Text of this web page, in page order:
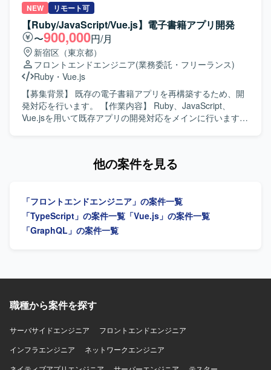
境】 ・フロントエンド：Vue3 / TypeScript ・サーバサイ
ド：Kotlin ・インフラ：AWS ・AI関連：AIエージェント、
AIコーディング支援ツール（Claude Code Max 20x プラン
等） ・開発プロセス：アジャイル／スクラムをベースとし
たチーム開発
て、既存システムからの機能移行や改修、新機能実装など
を行っていただきます。 【求める人物像】 基本設計からテ
ストまで主体的に対応し、関係者とコミュニケーションを
取りながら着実に開発を進めていただける方を求めており
ます。 【ポジションの魅力】 大手卸会社向けのシステム開
発に長期で参画でき、フロントエンドとバックエンドのい
ずれの領域でも開発経験を積むことができます。リプレイ
ス案件のため、既存システムの理解から新システムへの移
行まで一連のプロセスに関わることができます。 【開発環
境】 フロントエンドはVue.js、バックエンドはJavaとSQL
NEW リモート可
【Ruby/JavaScript/Vue.js】電子書籍アプリ開発
〜900,000円/月
新宿区（東京都）
フロントエンドエンジニア(業務委託・フリーランス)
Ruby ・ Vue.js
【募集背景】 既存の電子書籍アプリを再構築するため、開
発対応を行います。 【作業内容】 Ruby、JavaScript、
Vue.jsを用いて既存アプリの開発対応をメインに行います。
他の案件を見る
「フロントエンドエンジニア」の案件一覧
「TypeScript」の案件一覧 「Vue.js」の案件一覧
「GraphQL」の案件一覧
職種から案件を探す
サーバサイドエンジニア
フロントエンドエンジニア
インフラエンジニア
ネットワークエンジニア